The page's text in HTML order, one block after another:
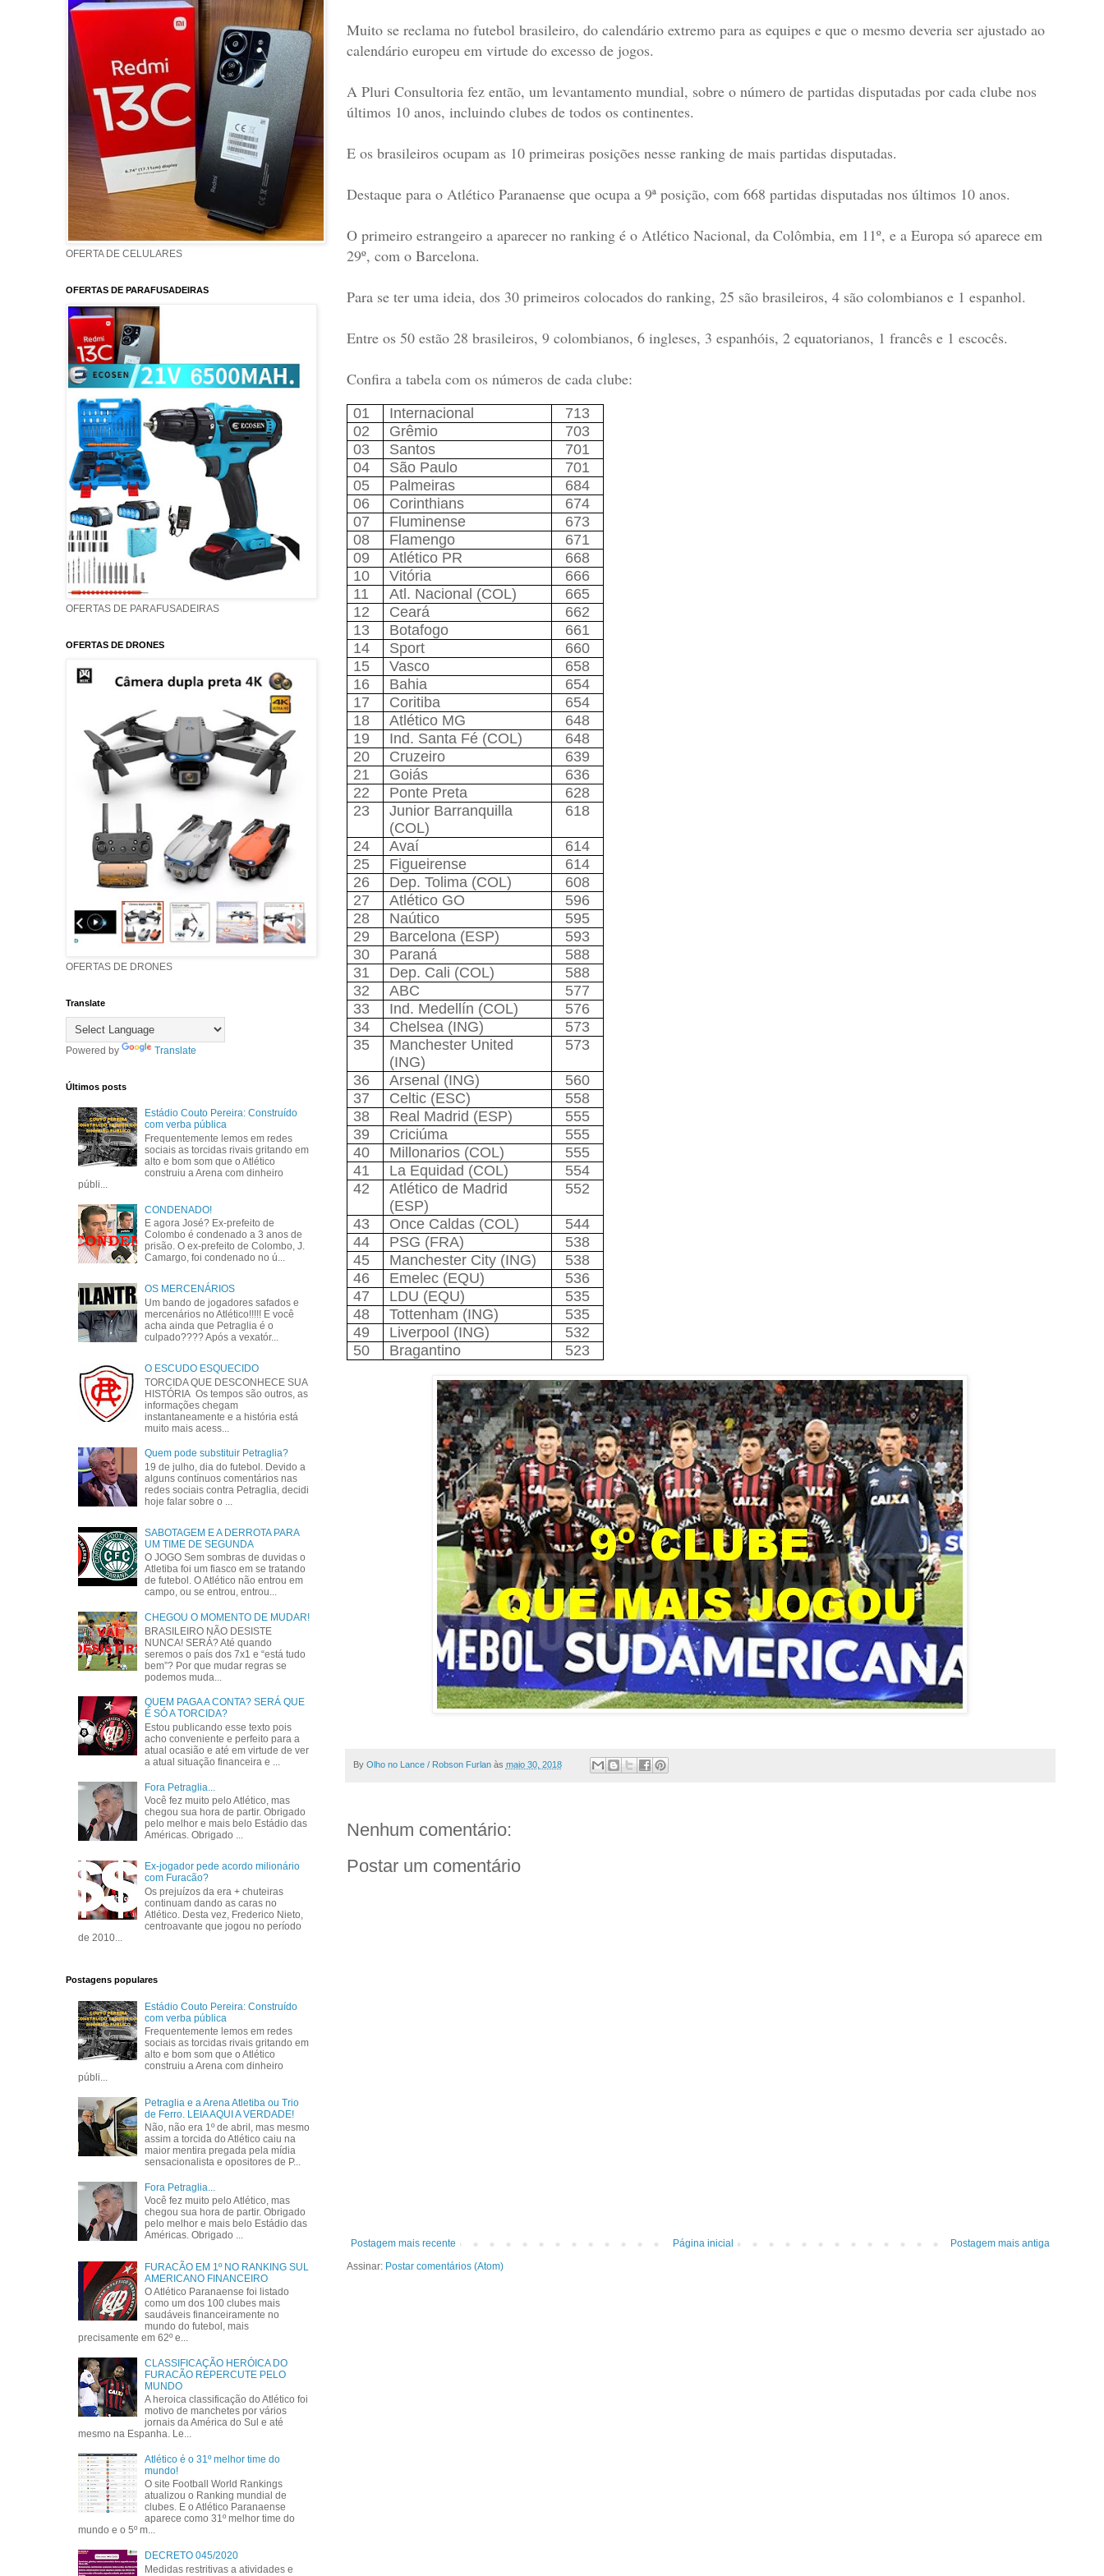
Muito se reclama no futebol brasileiro, do calendário extremo para as equipes e que o mesmo deveria ser ajustado ao
calendário europeu em virtude do excesso de jogos.
A Pluri Consultoria fez então, um levantamento mundial, sobre o número de partidas disputadas por cada clube nos
últimos 10 anos, incluindo clubes de todos os continentes.
E os brasileiros ocupam as 10 primeiras posições nesse ranking de mais partidas disputadas.
Destaque para o Atlético Paranaense que ocupa a 9ª posição, com 668 partidas disputadas nos últimos 10 anos.
O primeiro estrangeiro a aparecer no ranking é o Atlético Nacional, da Colômbia, em 11º, e a Europa só aparece em
29º, com o Barcelona.
Para se ter uma ideia, dos 30 primeiros colocados do ranking, 25 são brasileiros, 4 são colombianos e 1 espanhol.
Entre os 50 estão 28 brasileiros, 9 colombianos, 6 ingleses, 3 espanhóis, 2 equatorianos, 1 francês e 1 escocês.
Confira a tabela com os números de cada clube:
01 Internacional
713
02
Grêmio
703
03
Santos
701
04
São Paulo
701
05
Palmeiras
684
06
Corinthians
674
07
Fluminense
673
08
Flamengo
671
09
Atlético PR
668
10
Vitória
666
11
Atl. Nacional (COL)
665
12
Ceará
662
13
Botafogo
661
14
Sport
660
15
Vasco
658
16
Bahia
654
17
Coritiba
654
18
Atlético MG
648
19
Ind. Santa Fé (COL)
648
20
Cruzeiro
639
21
Goiás
636
22
Ponte Preta
628
23
Junior Barranquilla
(COL)
618
24 Avaí
614
25
Figueirense
614
26
Dep. Tolima (COL)
608
27
Atlético GO
596
28
Naútico
595
29
Barcelona (ESP)
593
30
Paraná
588
31
Dep. Cali (COL)
588
32
ABC
577
33
Ind. Medellín (COL)
576
34
Chelsea (ING)
573
35
Manchester United
(ING)
573
36 Arsenal (ING)
560
37
Celtic (ESC)
558
38
Real Madrid (ESP)
555
39
Criciúma
555
40
Millonarios (COL)
555
41
La Equidad (COL)
554
42
Atlético de Madrid
(ESP)
552
43 Once Caldas (COL)
544
44
PSG (FRA)
538
45
Manchester City (ING)
538
46
Emelec (EQU)
536
47
LDU (EQU)
535
48
Tottenham (ING)
535
49
Liverpool (ING)
532
50
Bragantino 523
By Olho no Lance / Robson Furlan às maio 30, 2018
Nenhum comentário:
Postar um comentário
Postagem mais recente Postagem mais antiga
Página inicial
Assinar: Postar comentários (Atom)
OFERTA DE CELULARES
OFERTAS DE PARAFUSADEIRAS
OFERTAS DE PARAFUSADEIRAS
OFERTAS DE DRONES
OFERTAS DE DRONES
Translate
Powered by Translate
Últimos posts
Estádio Couto Pereira: Construído
com verba pública
Frequentemente lemos em redes
sociais as torcidas rivais gritando em
alto e bom som que o Atlético
construiu a Arena com dinheiro
públi...
CONDENADO!
E agora José? Ex-prefeito de
Colombo é condenado a 3 anos de
prisão. O ex-prefeito de Colombo, J.
Camargo, foi condenado no ú...
OS MERCENÁRIOS
Um bando de jogadores safados e
mercenários no Atlético!!!!! E você
acha ainda que Petraglia é o
culpado???? Após a vexatór...
O ESCUDO ESQUECIDO
TORCIDA QUE DESCONHECE SUA
HISTÓRIA Os tempos são outros, as
informações chegam
instantaneamente e a história está
muito mais acess...
Quem pode substituir Petraglia?
19 de julho, dia do futebol. Devido a
alguns contínuos comentários nas
redes sociais contra Petraglia, decidi
hoje falar sobre o ...
SABOTAGEM E A DERROTA PARA
UM TIME DE SEGUNDA
O JOGO Sem sombras de duvidas o
Atletiba foi um fiasco em se tratando
de futebol. O Atlético não entrou em
campo, ou se entrou, entrou...
CHEGOU O MOMENTO DE MUDAR!
BRASILEIRO NÃO DESISTE
NUNCA! SERÁ? Até quando
seremos o país dos 7x1 e “está tudo
bem”? Por que mudar regras se
podemos muda...
QUEM PAGA A CONTA? SERÁ QUE
É SÓ A TORCIDA?
Estou publicando esse texto pois
acho conveniente e perfeito para a
atual ocasião e até em virtude de ver
a atual situação financeira e ...
Fora Petraglia...
Você fez muito pelo Atlético, mas
chegou sua hora de partir. Obrigado
pelo melhor e mais belo Estádio das
Américas. Obrigado ...
Ex-jogador pede acordo milionário
com Furacão?
Os prejuízos da era + chuteiras
continuam dando as caras no
Atlético. Desta vez, Frederico Nieto,
centroavante que jogou no período
de 2010...
Postagens populares
Estádio Couto Pereira: Construído
com verba pública
Frequentemente lemos em redes
sociais as torcidas rivais gritando em
alto e bom som que o Atlético
construiu a Arena com dinheiro
públi...
Petraglia e a Arena Atletiba ou Trio
de Ferro. LEIA AQUI A VERDADE!
Não, não era 1º de abril, mas mesmo
assim a torcida do Atlético caiu na
maior mentira pregada pela mídia
sensacionalista e opositores de P...
Fora Petraglia...
Você fez muito pelo Atlético, mas
chegou sua hora de partir. Obrigado
pelo melhor e mais belo Estádio das
Américas. Obrigado ...
FURACÃO EM 1º NO RANKING SUL
AMERICANO FINANCEIRO
O Atlético Paranaense foi listado
como um dos 100 clubes mais
saudáveis financeiramente no
mundo do futebol, mais
precisamente em 62º e...
CLASSIFICAÇÃO HERÓICA DO
FURACÃO REPERCUTE PELO
MUNDO
A heroica classificação do Atlético foi
motivo de manchetes por vários
jornais da América do Sul e até
mesmo na Espanha. Le...
Atlético é o 31º melhor time do
mundo!
O site Football World Rankings
atualizou o Ranking mundial de
clubes. E o Atlético Paranaense
aparece como 31º melhor time do
mundo e o 5º m...
DECRETO 045/2020
Medidas restritivas a atividades e